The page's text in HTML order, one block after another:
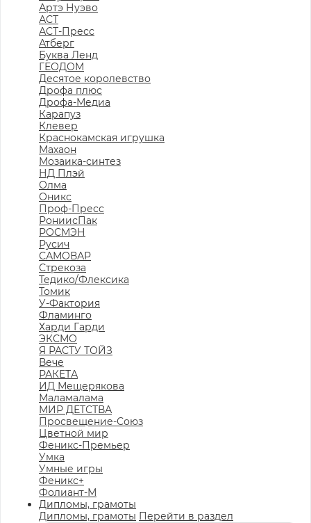
Артэ Нуэво
АСТ
АСТ-Пресс
Атберг
Буква Ленд
ГЕОДОМ
Десятое королевство
Дрофа плюс
Дрофа-Медиа
Карапуз
Клевер
Краснокамская игрушка
Махаон
Мозаика-синтез
НД Плэй
Олма
Оникс
Проф-Пресс
РониисПак
РОСМЭН
Русич
САМОВАР
Стрекоза
Тедико/Флексика
Томик
У-Фактория
Фламинго
Харди Гарди
ЭКСМО
Я РАСТУ ТОЙЗ
Вече
РАКЕТА
ИД Мещерякова
Маламалама
МИР ДЕТСТВА
Просвещение-Союз
Цветной мир
Феникс-Премьер
Умка
Умные игры
Феникс+
Фолиант-М
Дипломы, грамоты
Дипломы, грамоты Перейти в раздел